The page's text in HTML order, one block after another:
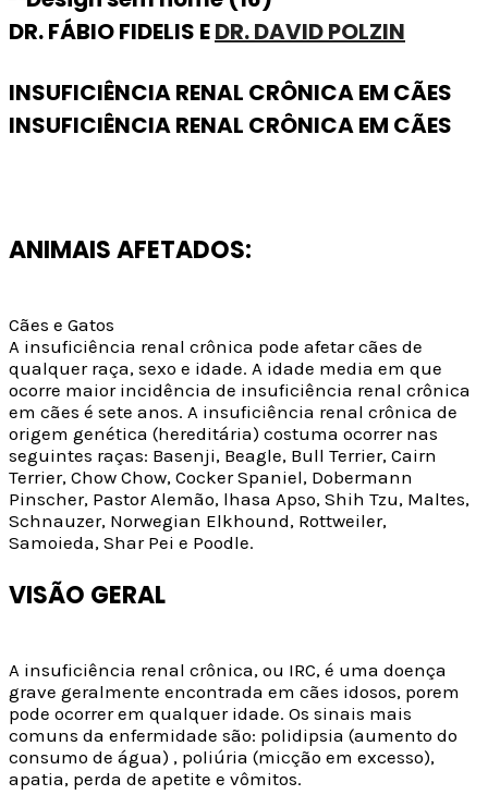
DR. FÁBIO FIDELIS EDR. DAVID POLZIN
INSUFICIÊNCIA RENAL CRÔNICA EM CÃES
INSUFICIÊNCIA RENAL CRÔNICA EM CÃES
ANIMAIS AFETADOS:
Cães e Gatos
A insuficiência renal crônica pode afetar cães de
qualquer raça, sexo e idade. A idade media em que
ocorre maior incidência de insuficiência renal crônica
em cães é sete anos. A insuficiência renal crônica de
origem genética (hereditária) costuma ocorrer nas
seguintes raças: Basenji, Beagle, Bull Terrier, Cairn
Terrier, Chow Chow, Cocker Spaniel, Dobermann
Pinscher, Pastor Alemão, lhasa Apso, Shih Tzu, Maltes,
Schnauzer, Norwegian Elkhound, Rottweiler,
Samoieda, Shar Pei e Poodle.
VISÃO GERAL
A insuficiência renal crônica, ou IRC, é uma doença
grave geralmente encontrada em cães idosos, porem
pode ocorrer em qualquer idade. Os sinais mais
comuns da enfermidade são: polidipsia (aumento do
consumo de água) , poliúria (micção em excesso),
apatia, perda de apetite e vômitos.